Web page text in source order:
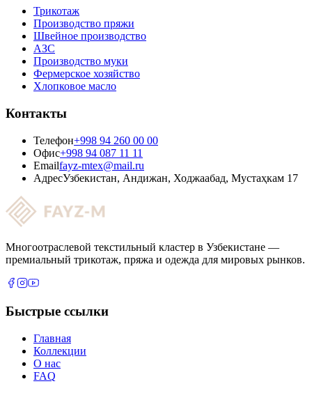
Трикотаж
Производство пряжи
Швейное производство
АЗС
Производство муки
Фермерское хозяйство
Хлопковое масло
Контакты
Телефон+998 94 260 00 00
Офис+998 94 087 11 11
Emailfayz-mtex@mail.ru
АдресУзбекистан, Андижан, Ходжаабад, Мустаҳкам 17
Многоотраслевой текстильный кластер в Узбекистане —
премиальный трикотаж, пряжа и одежда для мировых рынков.
Быстрые ссылки
Главная
Коллекции
О нас
FAQ